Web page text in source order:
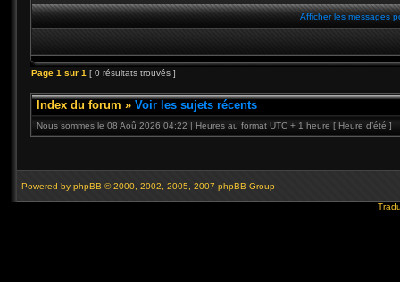
Afficher les messages
Page 1 sur 1 [ 0 résultats trouvés ]
Index du forum » Voir les sujets récents
Nous sommes le 08 Aoû 2026 04:22 | Heures au format UTC + 1 heure [ Heure d’été ]
Powered by phpBB © 2000, 2002, 2005, 2007 phpBB Group